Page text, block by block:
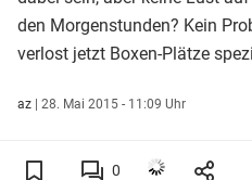
den Morgenstunden? Kein
verlost jetzt Boxen-Plätze
az | 28. Mai 2015 - 11:09 Uhr
0